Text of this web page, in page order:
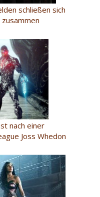
schließen sich
nach einer
Joss Whedon